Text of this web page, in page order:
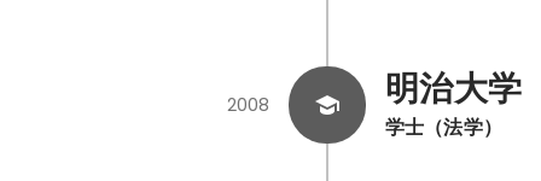
明治大学
学士（法学）
2008